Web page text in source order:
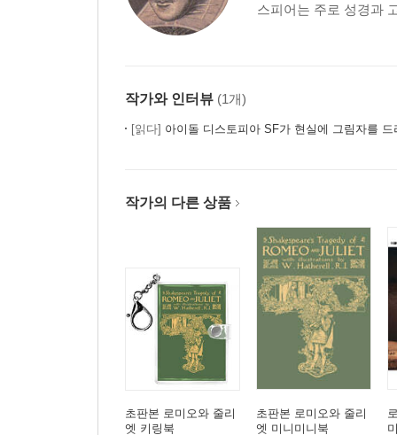
스피어는 주로 성경과
작가와 인터뷰 (1개)
[읽다] 아이돌 디스토피아 SF가 현실에 그림자를 드
작가의 다른 상품
초판본 로미오와 줄리
엣 키링북
초판본 로미오와 줄리
엣 미니미니북